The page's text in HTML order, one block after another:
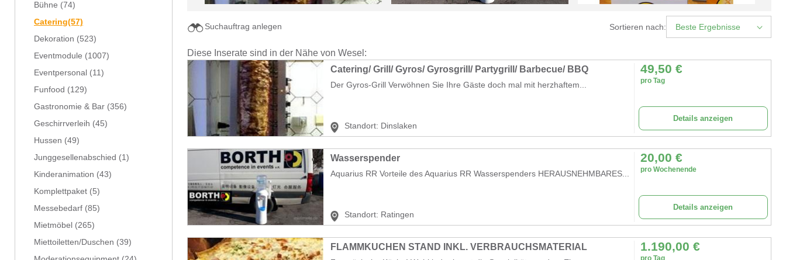
Bühne (74)
Catering(57)
Dekoration (523)
Eventmodule (1007)
Eventpersonal (11)
Funfood (129)
Gastronomie & Bar (356)
Geschirrverleih (45)
Hussen (49)
Junggesellenabschied (1)
Kinderanimation (43)
Komplettpaket (5)
Messebedarf (85)
Mietmöbel (265)
Miettoiletten/Duschen (39)
Sortieren nach: Beste Ergebnisse
Suchauftrag anlegen
Diese Inserate sind in der Nähe von Wesel:
Catering/ Grill/ Gyros/ Gyrosgrill/ Partygrill/ Barbecue/ BBQ
Der Gyros-Grill Verwöhnen Sie Ihre Gäste doch mal mit herzhaftem...
Standort: Dinslaken
49,50 €
pro Tag
Details anzeigen
Wasserspender
Aquarius RR Vorteile des Aquarius RR Wasserspenders HERAUSNEHMBARES...
Standort: Ratingen
20,00 €
pro Wochenende
Details anzeigen
FLAMMKUCHEN STAND INKL. VERBRAUCHSMATERIAL 1.190,00 €
pro Tag